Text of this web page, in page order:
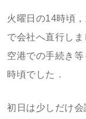
火曜日の14時頃
で会社へ直行しま
空港での手続き
時頃でした．
初日は少しだけ